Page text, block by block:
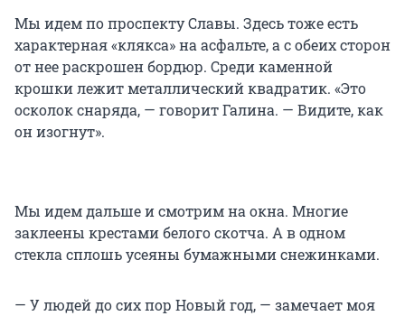
Мы идем по проспекту Славы. Здесь тоже есть
характерная «клякса» на асфальте, а с обеих сторон
от нее раскрошен бордюр. Среди каменной
крошки лежит металлический квадратик. «Это
осколок снаряда, — говорит Галина. — Видите, как
он изогнут».
Мы идем дальше и смотрим на окна. Многие
заклеены крестами белого скотча. А в одном
стекла сплошь усеяны бумажными снежинками.
— У людей до сих пор Новый год, — замечает моя